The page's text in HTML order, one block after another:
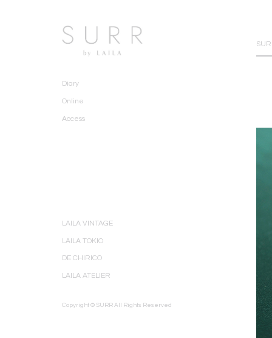
Diary
Online
Access
LAILA VINTAGE
LAILA TOKIO
DE CHIRICO
LAILA ATELIER
Copyright © SURR All Rights Reserved